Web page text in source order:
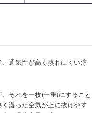
通気性が高く蒸れにくい涼
それを一枚(一重)にすること
湿った空気が上に抜けやす